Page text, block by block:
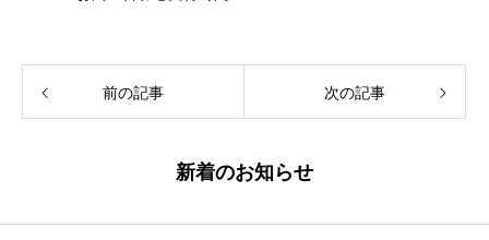
前の記事 次の記事
新着のお知らせ